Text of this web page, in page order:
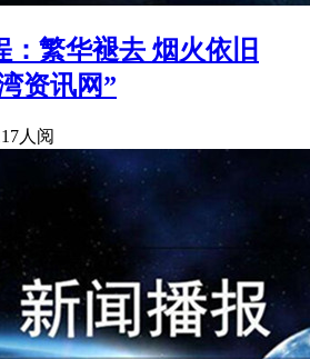
：繁华褪去 烟火依旧
资讯网”
人阅